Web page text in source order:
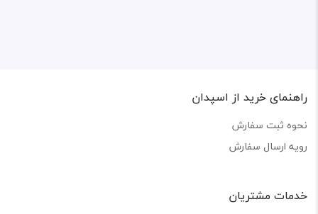
راهنمای خرید از اسپدان
نحوه ثبت سفارش
رویه ارسال سفارش
خدمات مشتریان